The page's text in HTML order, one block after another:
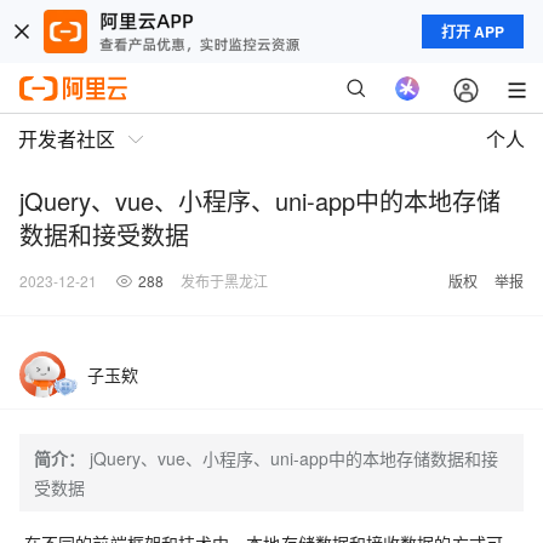
打开 APP
开发者社区 个人
jQuery、vue、小程序、uni-app中的本地存储
数据和接受数据
2023-12-21 288 发布于黑龙江 版权 举报
子玉欸
简介：
jQuery、vue、小程序、uni-app中的本地存储数据和接
受数据